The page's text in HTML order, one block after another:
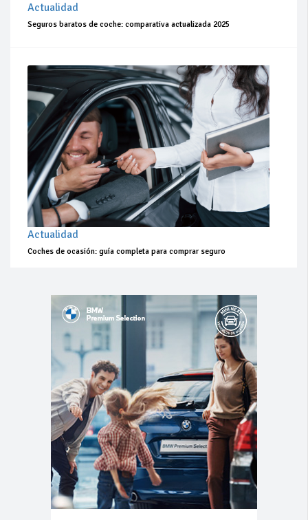
Actualidad
Seguros baratos de coche: comparativa actualizada 2025
Actualidad
Coches de ocasión: guía completa para comprar seguro